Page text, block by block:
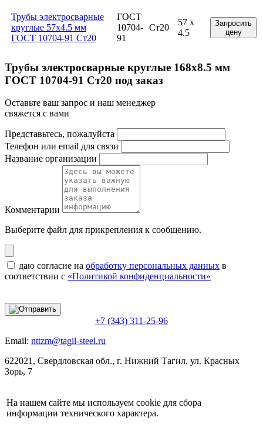
Трубы электросварные
круглые 57x4.5 мм
ГОСТ 10704-91 Ст20
ГОСТ
10704-
91
Ст20
57 x
4.5
Запросить
цену
Трубы электросварные круглые 168x8.5 мм
ГОСТ 10704-91 Ст20 под заказ
Оставьте ваш запрос и наш менеджер
свяжется с вами
Представьтесь, пожалуйста
Телефон или email для связи
Название организации
Комментарии
Выберите файл для прикрепления к сообщению.
даю согласие на обработку персональных данных в
соответствии с «Политикой конфиденциальности»
+7 (343) 311-25-96
Email: nttzm@tagil-steel.ru
622021, Свердловская обл., г. Нижний Тагил, ул. Красных
Зорь, 7
На нашем сайте мы используем cookie для сбора
информации технического характера.